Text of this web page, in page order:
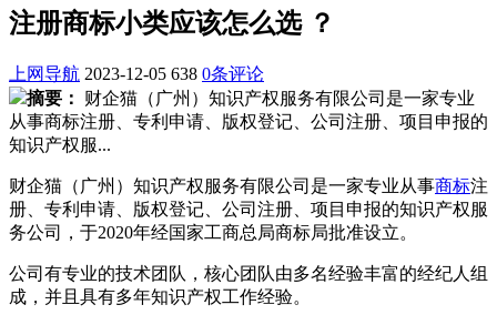
注册商标小类应该怎么选 ？
上网导航 2023-12-05 638 0条评论
摘要：
财企猫（广州）知识产权服务有限公司是一家专业
从事商标注册、专利申请、版权登记、公司注册、项目申报的
知识产权服...
财企猫（广州）知识产权服务有限公司是一家专业从事商标注
册、专利申请、版权登记、公司注册、项目申报的知识产权服
务公司，于2020年经国家工商总局商标局批准设立。
公司有专业的技术团队，核心团队由多名经验丰富的经纪人组
成，并且具有多年知识产权工作经验。